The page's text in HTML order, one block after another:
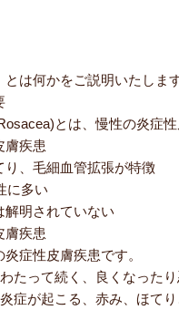
とは何かをご説明いたしま
とは、慢性の炎症
膚疾患
り、毛細血管拡張が特徴
に多い
解明されていない
膚疾患
症性皮膚疾患です。
たって続く、良くなった
症が起こる、赤み、ほて